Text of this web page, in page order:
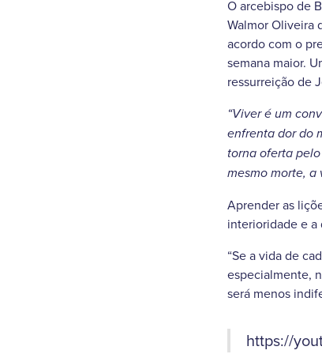
O arcebispo de
Walmor Oliveira
acordo com o
semana maior.
ressurreição de
“Viver é um
enfrenta dor do
torna oferta
mesmo morte, a
Aprender as
interioridade e a
“Se a vida de
especialmente,
será menos
https://